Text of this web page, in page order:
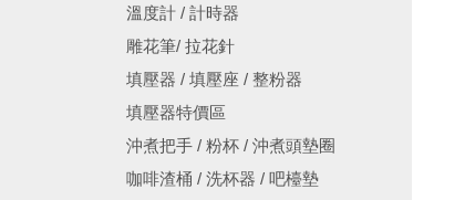
溫度計 / 計時器
雕花筆/ 拉花針
填壓器 / 填壓座 / 整粉器
填壓器特價區
沖煮把手 / 粉杯 / 沖煮頭墊圈
咖啡渣桶 / 洗杯器 / 吧檯墊